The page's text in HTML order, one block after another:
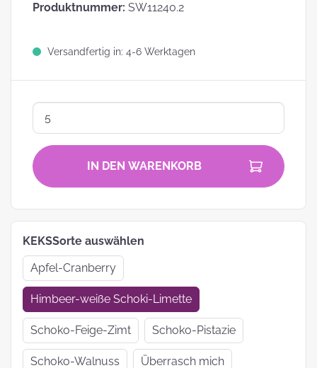
Produktnummer: SW11240.2
Versandfertig in: 4-6 Werktagen
IN DEN WARENKORB
KEKSSorte auswählen
Apfel-Cranberry
Himbeer-weiße Schoki-Limette
Schoko-Feige-Zimt Schoko-Pistazie
Schoko-Walnuss Überrasch mich